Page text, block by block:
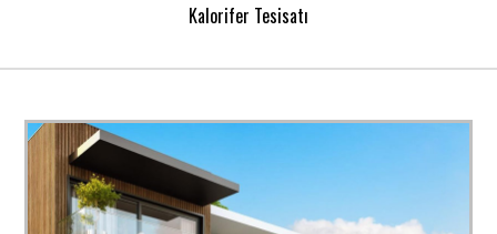
Kalorifer Tesisatı